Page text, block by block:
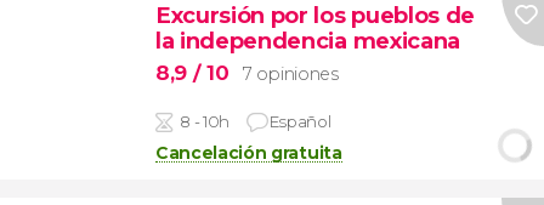
Excursión por los pueblos de
la independencia mexicana
8,9 / 10 7 opiniones
8 - 10h Español
Cancelación gratuita